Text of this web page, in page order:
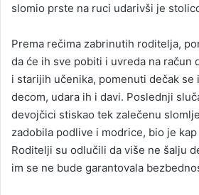
slomio prste na ruci udarivši je
Prema rečima zabrinutih roditelja,
da će ih sve pobiti i uvreda na račun
i starijih učenika, pomenuti dečak se
decom, udara ih i davi. Poslednji
devojčici stiskao tek zalečenu
zadobila podlive i modrice, bio je
Roditelji su odlučili da više ne šalju
im se ne bude garantovala